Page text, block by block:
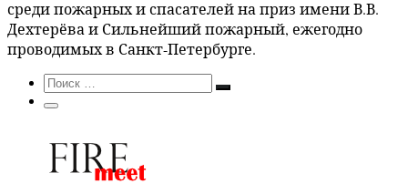
среди пожарных и спасателей на приз имени В.В.
Дехтерёва и Сильнейший пожарный, ежегодно
проводимых в Санкт-Петербурге.
Search
Поиск
Поиск
Меню